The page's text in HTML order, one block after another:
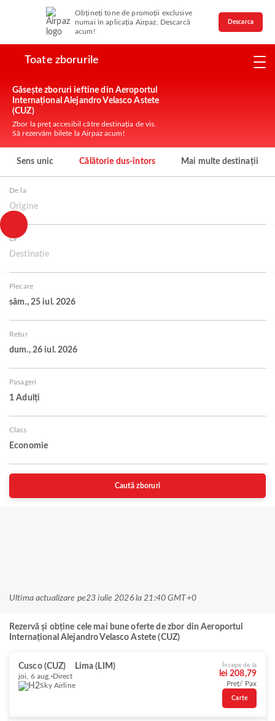
Obțineți tone de promoții exclusive
numai în aplicația Airpaz. Descarcă
acum!
Descarca
Toate zborurile
Găsește zboruri ieftine din Aeroportul
Internațional Alejandro Velasco Astete
(CUZ)
Zbor la preț accesibil către destinația de vis.
Să rezervăm bilete la Airpaz acum!
Sens unic Călătorie dus-întors Mai multe destinații
De la
Origine
La
Destinație
Plecare
sâm., 25 iul. 2026
Retur
dum., 26 iul. 2026
Pasageri
1 Adulți
Class
Economie
Caută zboruri
Ultima actualizare pe23 iulie 2026 la 21:40 GMT+0
Rezervă și obține cele mai bune oferte de zbor din Aeroportul
Internațional Alejandro Velasco Astete (CUZ)
Cusco (CUZ) Lima (LIM)
joi, 6 aug. Direct
Sky Airline
Începe de la
lei 208,79
Preț/ Pax
Carte